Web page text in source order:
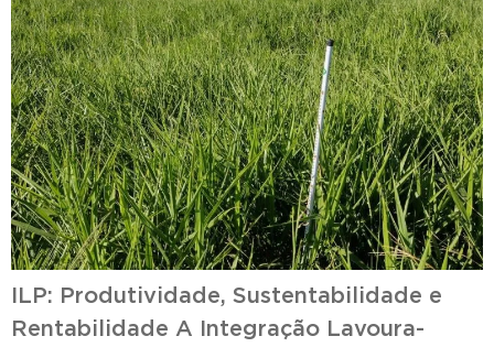
ILP: Produtividade, Sustentabilidade e
Rentabilidade A Integração Lavoura-